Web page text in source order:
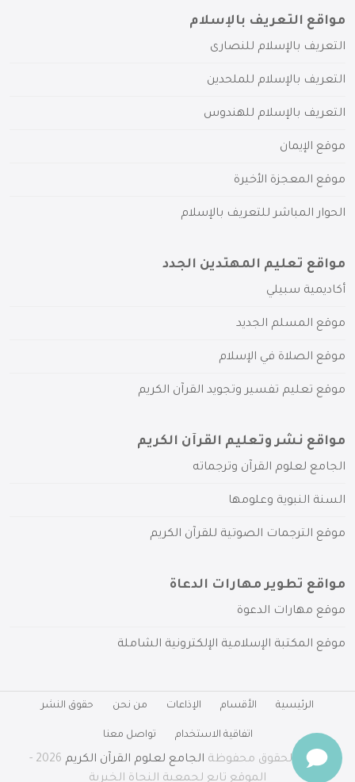
مواقع التعريف بالإسلام
التعريف بالإسلام للنصارى
التعريف بالإسلام للملحدين
التعريف بالإسلام للهندوس
موقع الإيمان
موقع المعجزة الأخيرة
الحوار المباشر للتعريف بالإسلام
مواقع تعليم المهتدين الجدد
أكاديمية سبيلي
موقع المسلم الجديد
موقع الصلاة في الإسلام
موقع تعليم تفسير وتجويد القرآن الكريم
مواقع نشر وتعليم القرآن الكريم
الجامع لعلوم القرآن وترجماته
السنة النبوية وعلومها
موقع الترجمات الصوتية للقرآن الكريم
مواقع تطوير مهارات الدعاة
موقع مهارات الدعوة
موقع المكتبة الإسلامية الإلكترونية الشاملة
الرئيسية الأقسام الإذاعات من نحن حقوق النشر
اتفاقية الاستخدام تواصل معنا
جميع الحقوق محفوظة الجامع لعلوم القرآن الكريم
2026 -
الموقع تابع لجمعية النجاة الخيرية